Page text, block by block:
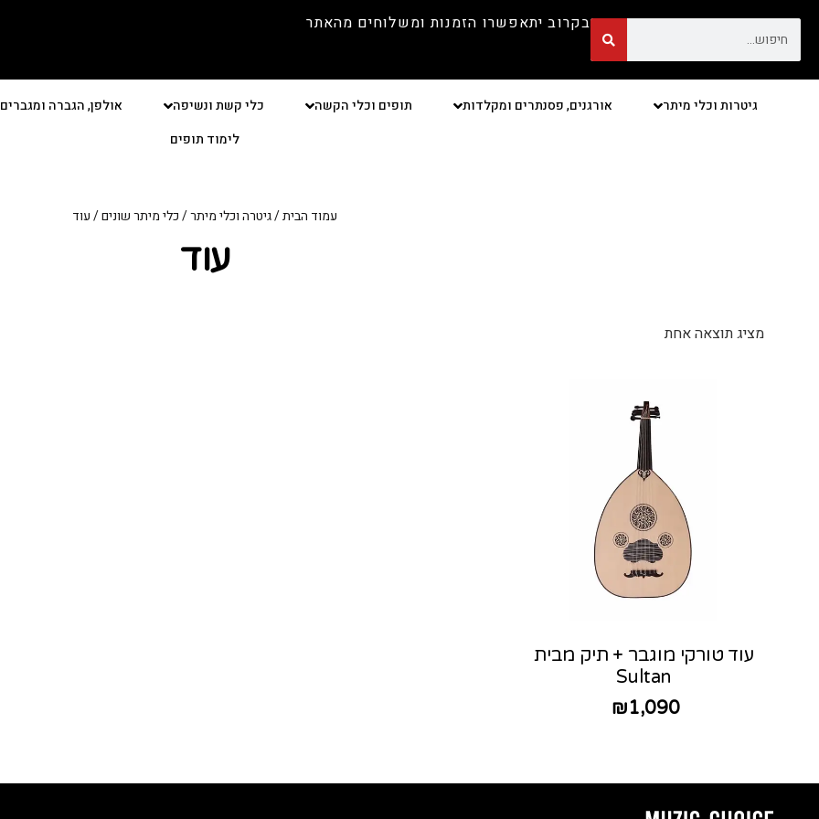
בקרוב יתאפשרו הזמנות ומשלוחים מהאתר
גיטרות וכלי מיתר אורגנים, פסנתרים ומקלדות תופים וכלי הקשה כלי קשת ונשיפה אולפן, הגברה ומגברים
לימוד תופים
עמוד הבית/גיטרה וכלי מיתר/כלי מיתר שונים/ עוד
עוד
מציג תוצאה אחת
עוד טורקי מוגבר + תיק מבית
Sultan
₪1,090